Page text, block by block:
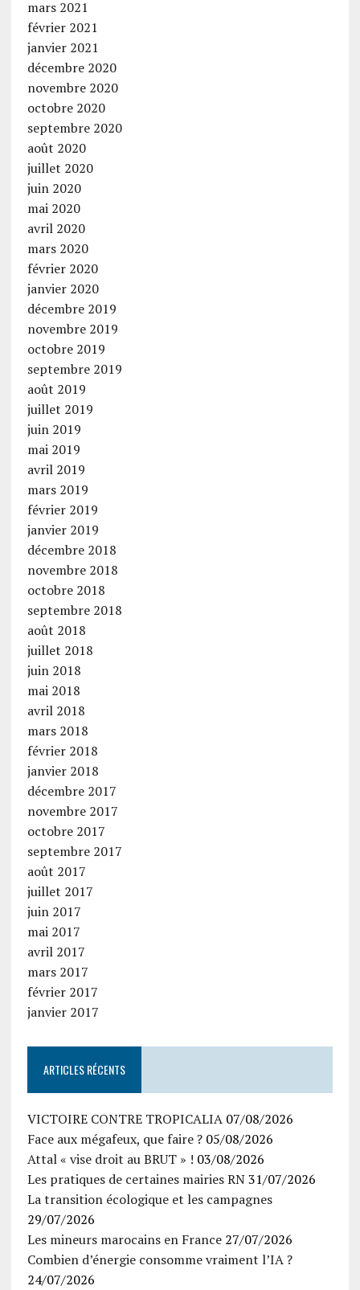
mars 2021
février 2021
janvier 2021
décembre 2020
novembre 2020
octobre 2020
septembre 2020
août 2020
juillet 2020
juin 2020
mai 2020
avril 2020
mars 2020
février 2020
janvier 2020
décembre 2019
novembre 2019
octobre 2019
septembre 2019
août 2019
juillet 2019
juin 2019
mai 2019
avril 2019
mars 2019
février 2019
janvier 2019
décembre 2018
novembre 2018
octobre 2018
septembre 2018
août 2018
juillet 2018
juin 2018
mai 2018
avril 2018
mars 2018
février 2018
janvier 2018
décembre 2017
novembre 2017
octobre 2017
septembre 2017
août 2017
juillet 2017
juin 2017
mai 2017
avril 2017
mars 2017
février 2017
janvier 2017
ARTICLES RÉCENTS
VICTOIRE CONTRE TROPICALIA 07/08/2026
Face aux mégafeux, que faire ? 05/08/2026
Attal « vise droit au BRUT » ! 03/08/2026
Les pratiques de certaines mairies RN 31/07/2026
La transition écologique et les campagnes
29/07/2026
Les mineurs marocains en France 27/07/2026
Combien d’énergie consomme vraiment l’IA ?
24/07/2026